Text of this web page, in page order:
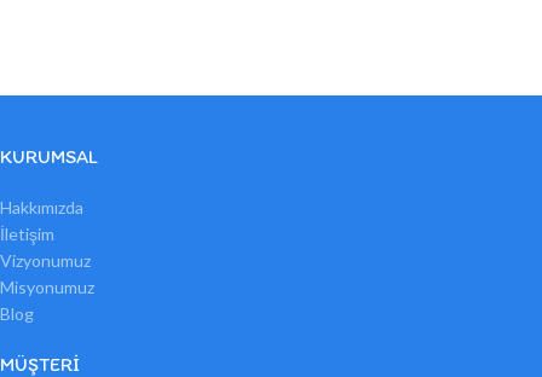
KURUMSAL
Hakkımızda
İletişim
Vizyonumuz
Misyonumuz
Blog
MÜŞTERI